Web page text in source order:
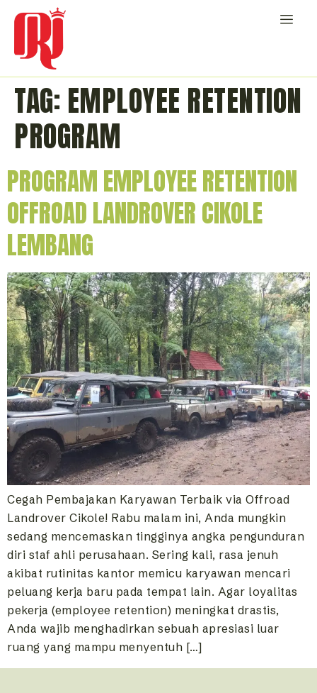
TAG: EMPLOYEE RETENTION
PROGRAM
PROGRAM EMPLOYEE RETENTION
OFFROAD LANDROVER CIKOLE
LEMBANG
Cegah Pembajakan Karyawan Terbaik via Offroad
Landrover Cikole! Rabu malam ini, Anda mungkin
sedang mencemaskan tingginya angka pengunduran
diri staf ahli perusahaan. Sering kali, rasa jenuh
akibat rutinitas kantor memicu karyawan mencari
peluang kerja baru pada tempat lain. Agar loyalitas
pekerja (employee retention) meningkat drastis,
Anda wajib menghadirkan sebuah apresiasi luar
ruang yang mampu menyentuh […]